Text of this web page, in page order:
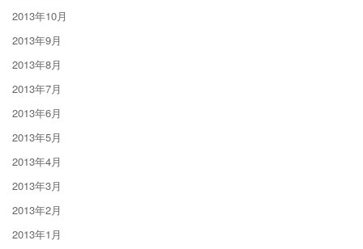
2013年10月
2013年9月
2013年8月
2013年7月
2013年6月
2013年5月
2013年4月
2013年3月
2013年2月
2013年1月